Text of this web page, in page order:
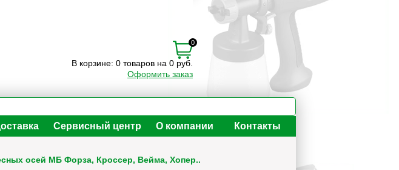
0
В корзине: 0 товаров на 0 руб.
Оформить заказ
Сервисный центр О компании Контакты
осей МБ Форза, Кроссер, Вейма, Хопер..